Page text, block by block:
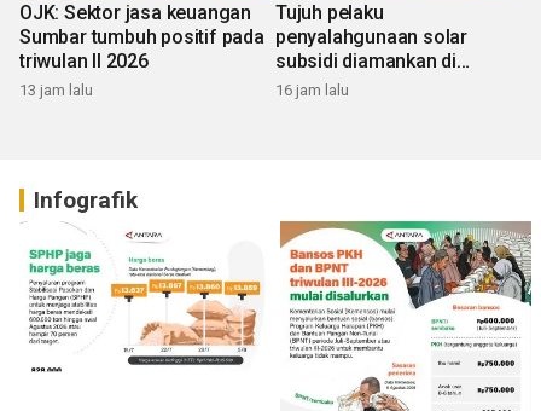
OJK: Sektor jasa keuangan
Sumbar tumbuh positif pada
triwulan II 2026
13 jam lalu
Tujuh pelaku
penyalahgunaan solar
subsidi diamankan di
Sumbar
16 jam lalu
Infografik